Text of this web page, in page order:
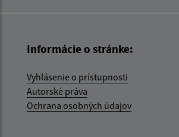
Informácie o stránke:
Vyhlásenie o prístupnosti
Autorské práva
Ochrana osobných údajov